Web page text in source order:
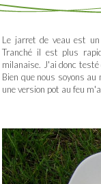
Le jarret de veau est un
Tranché il est plus
milanaise. J'ai donc
Bien que nous soyons
une version pot au feu